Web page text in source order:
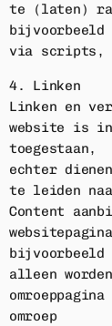
te (laten)
bijvoorbeeld
via scripts,
4. Linken
Linken en
website is
toegestaan,
echter
te leiden
Content
bijvoorbeeld
alleen
omroep